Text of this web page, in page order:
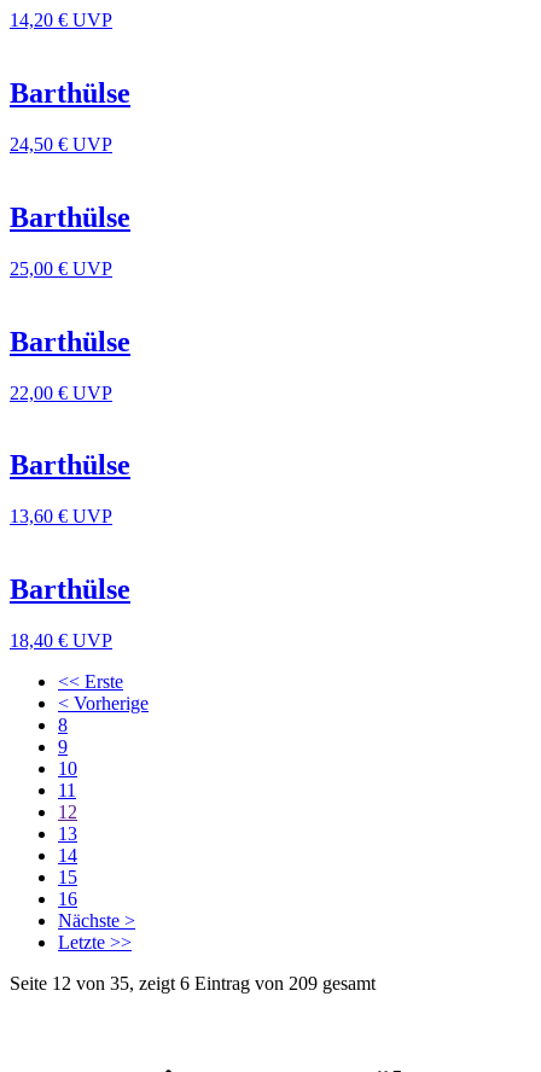
14,20 € UVP
Barthülse
24,50 € UVP
Barthülse
25,00 € UVP
Barthülse
22,00 € UVP
Barthülse
13,60 € UVP
Barthülse
18,40 € UVP
<< Erste
< Vorherige
8
9
10
11
12
13
14
15
16
Nächste >
Letzte >>
Seite 12 von 35, zeigt 6 Eintrag von 209 gesamt